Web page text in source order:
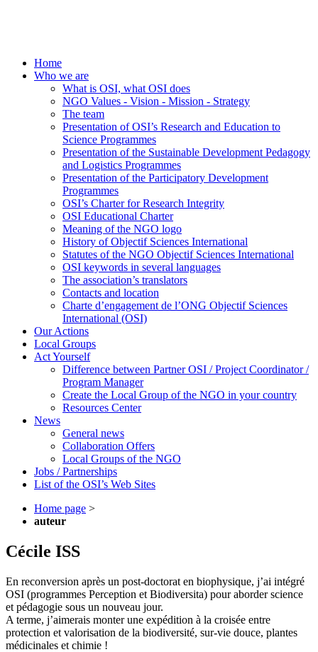
Home
Who we are
What is OSI, what OSI does
NGO Values - Vision - Mission - Strategy
The team
Presentation of OSI’s Research and Education to
Science Programmes
Presentation of the Sustainable Development Pedagogy
and Logistics Programmes
Presentation of the Participatory Development
Programmes
OSI’s Charter for Research Integrity
OSI Educational Charter
Meaning of the NGO logo
History of Objectif Sciences International
Statutes of the NGO Objectif Sciences International
OSI keywords in several languages
The association’s translators
Contacts and location
Charte d’engagement de l’ONG Objectif Sciences
International (OSI)
Our Actions
Local Groups
Act Yourself
Difference between Partner OSI / Project Coordinator /
Program Manager
Create the Local Group of the NGO in your country
Resources Center
News
General news
Collaboration Offers
Local Groups of the NGO
Jobs / Partnerships
List of the OSI’s Web Sites
Home page >
auteur
Cécile ISS
En reconversion après un post-doctorat en biophysique, j’ai intégré
OSI (programmes Perception et Biodiversita) pour aborder science
et pédagogie sous un nouveau jour.
A terme, j’aimerais monter une expédition à la croisée entre
protection et valorisation de la biodiversité, sur-vie douce, plantes
médicinales et chimie !